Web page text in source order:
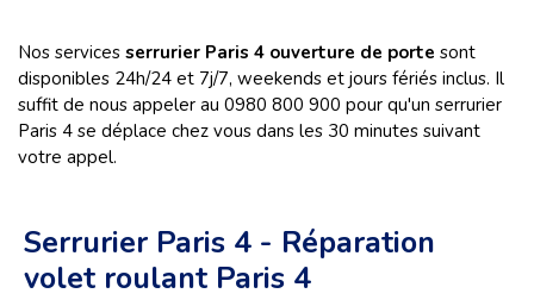
Nos services serrurier Paris 4 ouverture de porte sont
disponibles 24h/24 et 7j/7, weekends et jours fériés inclus. Il
suffit de nous appeler au 0980 800 900 pour qu'un serrurier
Paris 4 se déplace chez vous dans les 30 minutes suivant
votre appel.
Serrurier Paris 4 - Réparation
volet roulant Paris 4